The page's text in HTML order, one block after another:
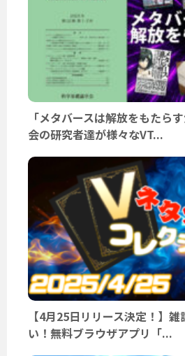
「メタバースは解放をもたら
会の研究者達が様々なVT...
【4月25日リリース決定！】
い！無料ブラウザアプリ「...